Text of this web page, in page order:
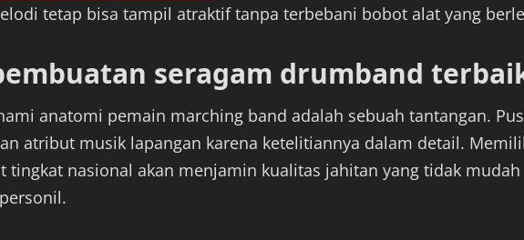
tetap bisa tampil atraktif tanpa terbebani bobot alat yang
seragam drumband
anatomi pemain marching band adalah sebuah tantangan.
atribut musik lapangan karena ketelitiannya dalam detail.
tingkat nasional akan menjamin kualitas jahitan yang tidak